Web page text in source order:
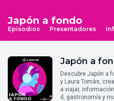
Japón a fondo
Episodios Presentadores
Japón a
Descubre Japón a
y Laura Tomàs,
a viajar,
d, gastronomía y